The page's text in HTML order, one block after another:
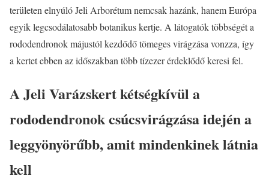
területen elnyúló Jeli Arborétum nemcsak hazánk, hanem Európa
egyik legcsodálatosabb botanikus kertje. A látogatók többségét a
rododendronok májustól kezdődő tömeges virágzása vonzza, így
a kertet ebben az időszakban több tízezer érdeklődő keresi fel.
A Jeli Varázskert kétségkívül a
rododendronok csúcsvirágzása idején a
leggyönyörűbb, amit mindenkinek látnia
kell